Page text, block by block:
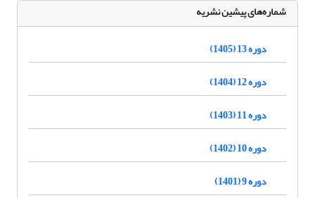
شماره‌های پیشین نشریه
دوره 13 (1405)
دوره 12 (1404)
دوره 11 (1403)
دوره 10 (1402)
دوره 9 (1401)